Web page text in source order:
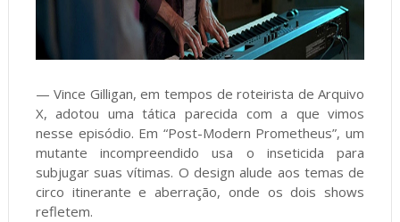
— Vince Gilligan, em tempos de roteirista de Arquivo
X, adotou uma tática parecida com a que vimos
nesse episódio. Em “Post-Modern Prometheus”, um
mutante incompreendido usa o inseticida para
subjugar suas vítimas. O design alude aos temas de
circo itinerante e aberração, onde os dois shows
refletem.